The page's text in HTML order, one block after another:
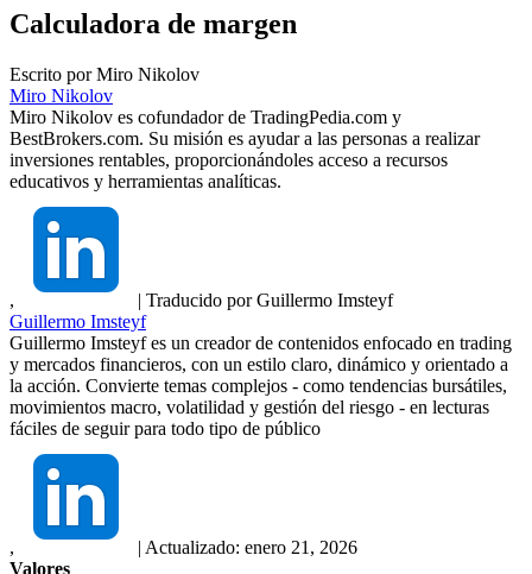
Calculadora de margen
Escrito porMiro Nikolov
Miro Nikolov
Miro Nikolov es cofundador de TradingPedia.com y
BestBrokers.com. Su misión es ayudar a las personas a realizar
inversiones rentables, proporcionándoles acceso a recursos
educativos y herramientas analíticas.
, | Traducido porGuillermo Imsteyf
Guillermo Imsteyf
Guillermo Imsteyf es un creador de contenidos enfocado en trading
y mercados financieros, con un estilo claro, dinámico y orientado a
la acción. Convierte temas complejos - como tendencias bursátiles,
movimientos macro, volatilidad y gestión del riesgo - en lecturas
fáciles de seguir para todo tipo de público
, | Actualizado: enero 21, 2026
Valores